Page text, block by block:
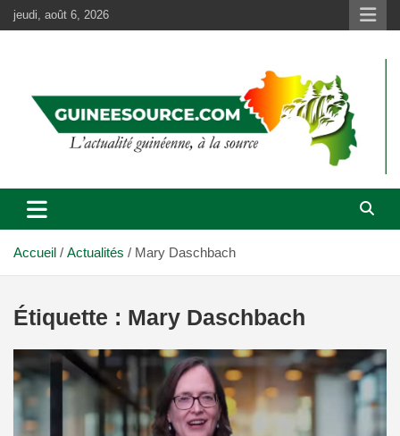
Aller
au
jeudi, août 6, 2026
Accueil Actualités Mary Daschbach
Étiquette : Mary Daschbach